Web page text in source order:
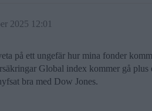
2025 12:01
på ett ungefär hur mina fonder
Global index kommer gå
bra med Dow Jones.